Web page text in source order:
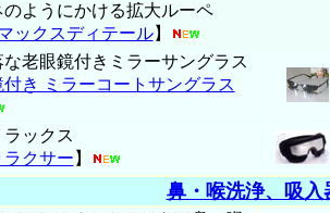
のようにかける拡大ルーペ
ックスディテール】
な老眼鏡付きミラーサングラス
き ミラーコートサングラス
ラックス
ラクサー 】
鼻・喉洗浄、吸入